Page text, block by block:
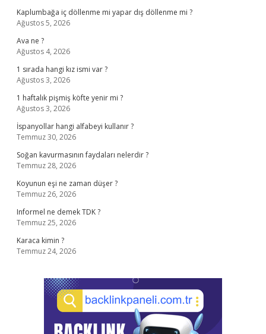
Kaplumbağa iç döllenme mi yapar dış döllenme mi ?
Ağustos 5, 2026
Ava ne ?
Ağustos 4, 2026
1 sırada hangi kız ismi var ?
Ağustos 3, 2026
1 haftalık pişmiş köfte yenir mi ?
Ağustos 3, 2026
İspanyollar hangi alfabeyi kullanır ?
Temmuz 30, 2026
Soğan kavurmasının faydaları nelerdir ?
Temmuz 28, 2026
Koyunun eşi ne zaman düşer ?
Temmuz 26, 2026
Informel ne demek TDK ?
Temmuz 25, 2026
Karaca kimin ?
Temmuz 24, 2026